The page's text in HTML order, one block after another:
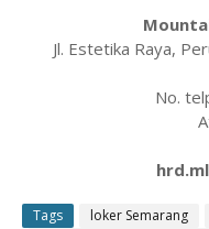
Jl. Estetika Raya,
No.
Tags loker Semarang